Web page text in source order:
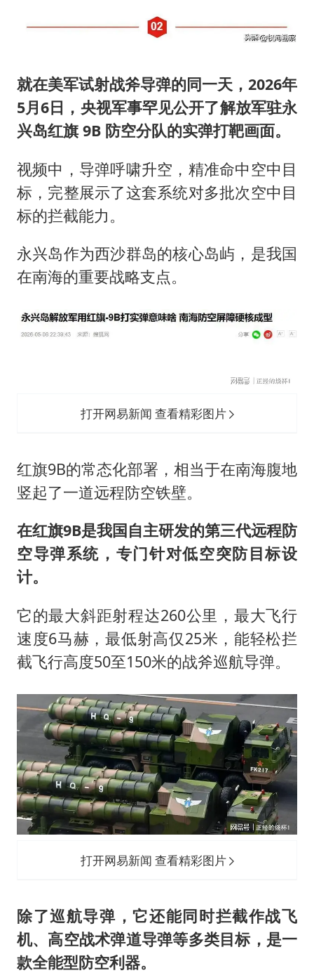
就在美军试射战斧导弹的同一天，2026年
5月6日，央视军事罕见公开了解放军驻永
兴岛红旗 9B 防空分队的实弹打靶画面。
视频中，导弹呼啸升空，精准命中空中目
标，完整展示了这套系统对多批次空中目
标的拦截能力。
永兴岛作为西沙群岛的核心岛屿，是我国
在南海的重要战略支点。
打开网易新闻 查看精彩图片
红旗9B的常态化部署，相当于在南海腹地
竖起了一道远程防空铁壁。
在红旗9B是我国自主研发的第三代远程防
空导弹系统，专门针对低空突防目标设
计。
它的最大斜距射程达260公里，最大飞行
速度6马赫，最低射高仅25米，能轻松拦
截飞行高度50至150米的战斧巡航导弹。
打开网易新闻 查看精彩图片
除了巡航导弹，它还能同时拦截作战飞
机、高空战术弹道导弹等多类目标，是一
款全能型防空利器。